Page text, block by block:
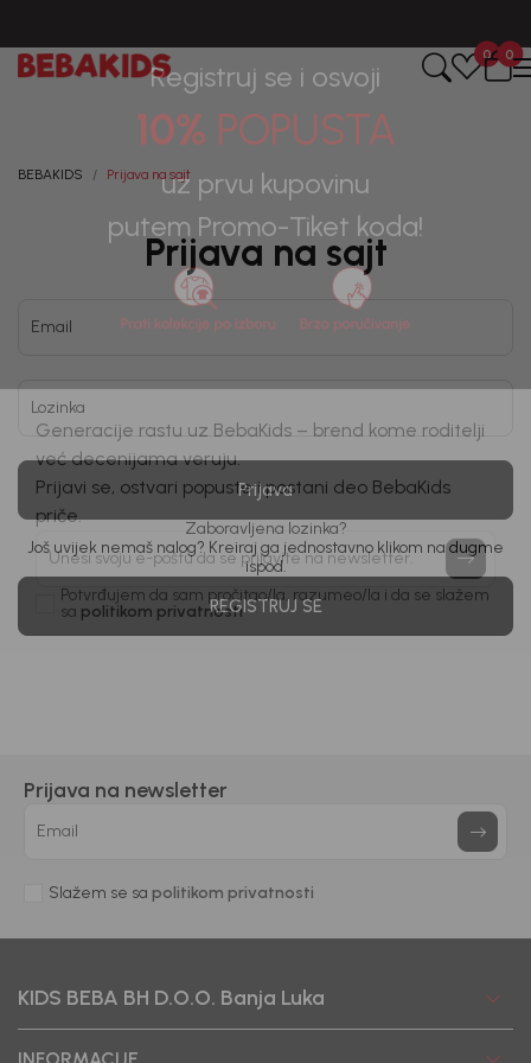
0
0
BEBAKIDS Prijava na sajt
Prijava na sajt
Email
Lozinka
Prijava
Zaboravljena lozinka?
Još uvijek nemaš nalog? Kreiraj ga jednostavno klikom na dugme
ispod.
REGISTRUJ SE
Prijava na newsletter
Email
Slažem se sa politikom privatnosti
KIDS BEBA BH D.O.O. Banja Luka
Registruj se i osvoji
10% POPUSTA
uz prvu kupovinu
putem Promo-Tiket koda!
Generacije rastu uz BebaKids – brend kome roditelji
već decenijama veruju.
Prijavi se, ostvari popuste i postani deo BebaKids
priče.
Unesi svoju e-poštu da se prijavite na newsletter.
Potvrđujem da sam pročitao/la, razumeo/la i da se slažem
sapolitikom privatnosti